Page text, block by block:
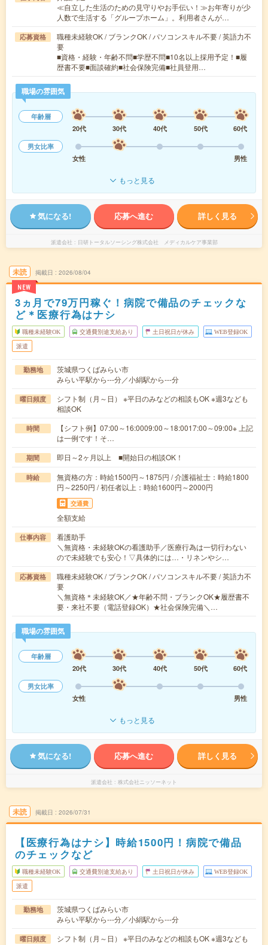
≪自立した生活のための見守りやお手伝い！≫お年寄りが少
人数で生活する「グループホーム」。利用者さんが…
応募資格
職種未経験OK / ブランクOK / パソコンスキル不要 / 英語力不
要
■資格・経験・年齢不問■学歴不問■10名以上採用予定！■履
歴書不要■面談確約■社会保険完備■社員登用…
職場の雰囲気
年齢層
20代
30代 40代 50代
60代
男女比率
女性
男性
もっと見る
気になる! 応募へ進む 詳しく見る
派遣会社 日研トータルソーシング株式会社 メディカルケア事業部
未読
NEW
掲載日 2026/08/04
3ヵ月で79万円稼ぐ！病院で備品のチェックな
ど＊医療行為はナシ
職種未経験OK 交通費別途支給あり 土日祝日が休み WEB登録OK
派遣
勤務地
茨城県つくばみらい市
みらい平駅から---分／小絹駅から---分
曜日頻度
シフト制（月～日） ※平日のみなどの相談もOK ※週3なども
相談OK
時間
【シフト例】07:00～16:0009:00～18:0017:00～09:00※ 上記
は一例です！そ…
期間 即日～2ヶ月以上 ■開始日の相談OK！
時給
無資格の方：時給1500円～1875円 / 介護福祉士：時給1800
円～2250円 / 初任者以上：時給1600円～2000円
交通費
全額支給
仕事内容
看護助手
＼無資格・未経験OKの看護助手／医療行為は一切行わない
ので未経験でも安心！▽具体的には…・リネンやシ…
応募資格
職種未経験OK / ブランクOK / パソコンスキル不要 / 英語力不
要
＼無資格＊未経験OK／★年齢不問・ブランクOK★履歴書不
要・来社不要（電話登録OK）★社会保険完備＼…
職場の雰囲気
年齢層
20代
30代 40代 50代
60代
男女比率
女性
男性
もっと見る
気になる! 応募へ進む 詳しく見る
派遣会社 株式会社ニッソーネット
未読 掲載日 2026/07/31
【医療行為はナシ】時給1500円！病院で備品
のチェックなど
職種未経験OK 交通費別途支給あり 土日祝日が休み WEB登録OK
派遣
勤務地
茨城県つくばみらい市
みらい平駅から---分／小絹駅から---分
曜日頻度
シフト制（月～日） ※平日のみなどの相談もOK ※週3なども